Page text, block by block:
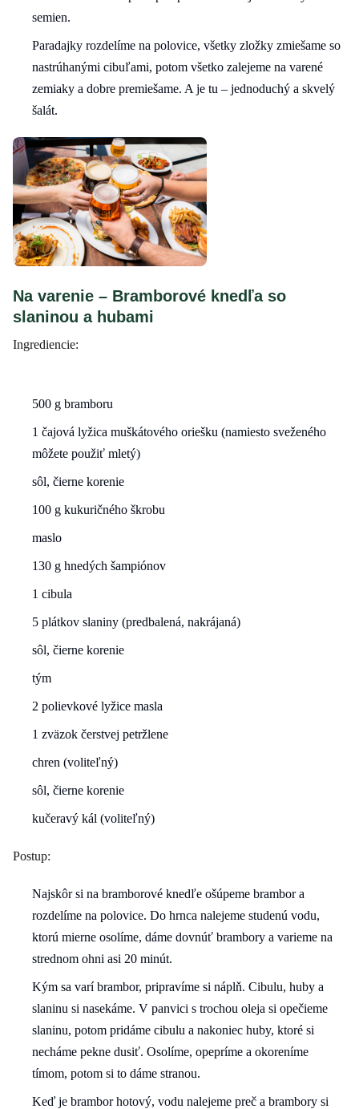
semien.
Paradajky rozdelíme na polovice, všetky zložky zmiešame so
nastrúhanými cibuľami, potom všetko zalejeme na varené
zemiaky a dobre premiešame. A je tu – jednoduchý a skvelý
šalát.
Na varenie – Bramborové knedľa so
slaninou a hubami
Ingrediencie:
500 g bramboru
1 čajová lyžica muškátového oriešku (namiesto sveženého
môžete použiť mletý)
sôl, čierne korenie
100 g kukuričného škrobu
maslo
130 g hnedých šampiónov
1 cibula
5 plátkov slaniny (predbalená, nakrájaná)
sôl, čierne korenie
tým
2 polievkové lyžice masla
1 zväzok čerstvej petržlene
chren (voliteľný)
sôl, čierne korenie
kučeravý kál (voliteľný)
Postup:
Najskôr si na bramborové knedľe ošúpeme brambor a
rozdelíme na polovice. Do hrnca nalejeme studenú vodu,
ktorú mierne osolíme, dáme dovnúť brambory a varieme na
strednom ohni asi 20 minút.
Kým sa varí brambor, pripravíme si náplň. Cibulu, huby a
slaninu si nasekáme. V panvici s trochou oleja si opečieme
slaninu, potom pridáme cibulu a nakoniec huby, ktoré si
necháme pekne dusiť. Osolíme, opepríme a okoreníme
tímom, potom si to dáme stranou.
Keď je brambor hotový, vodu nalejeme preč a brambory si